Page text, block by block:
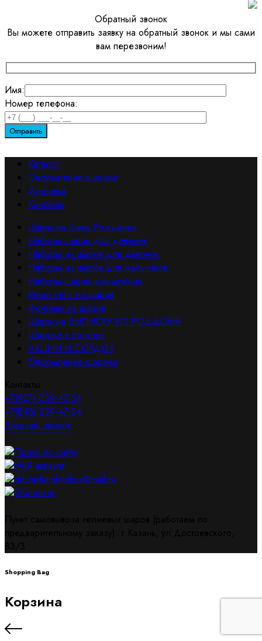
Обратный звонок
Вы можете отправить заявку на обратный звонок и мы сами
вам перезвоним!
Имя:
Номер телефона:
Каталог
Оформление шарами
Доставка
Контакты
Шары на День Рождения
Наборы шаров для девушек
Наборы из шаров для девочек
Наборы из шаров для мальчиков
Наборы шаров для мужчин
Мини сеты из шаров
Фонтаны из шаров
Шары на ВЫПИСКУ ИЗ РОДДОМА
Шарики в потолок
АКЦИИ И СКИДКИ
Оформление шарами
+7(927) 039-47-34
+7(843) 239-47-34
Заказать звонок
Поиск по сайту
Мой аккаунт
dostavka-sharikov@mail.ru
ВКонтакте
Shopping Bag
Корзина